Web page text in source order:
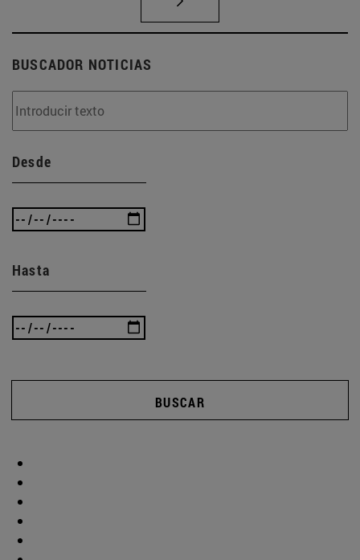
BUSCADOR NOTICIAS
Desde
Hasta
BUSCAR